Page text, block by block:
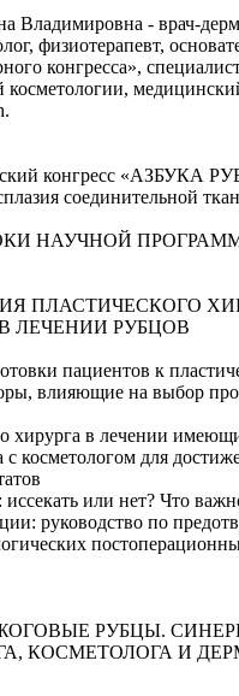
Владимировна - врач-
физиотерапевт,
конгресса»,
косметологии,
конгресс «АЗБУКА
соединительной
НАУЧНОЙ
ПЛАСТИЧЕСКОГО
ЛЕЧЕНИИ РУБЦОВ
пациентов к
влияющие на выбор
хирурга в лечении
с косметологом для
или нет? Что
руководство по
РУБЦЫ.
КОСМЕТОЛОГА И